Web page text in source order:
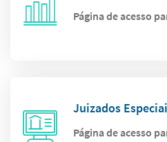
Página de acesso
Juizados
Página de acesso